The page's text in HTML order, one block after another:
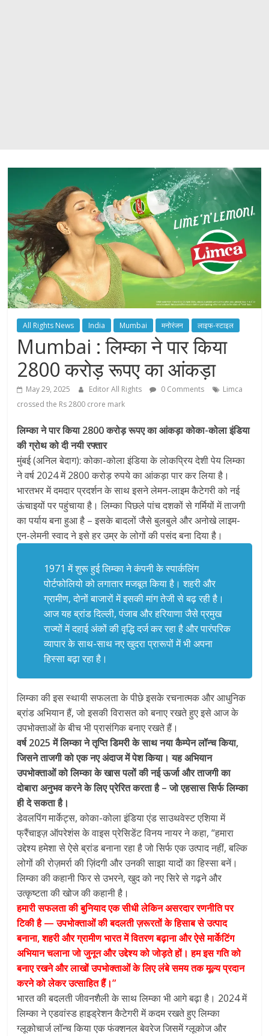
All Rights News India Mumbai मनोरंजन लाइफ-स्टाइल
Mumbai : लिम्‍का ने पार किया
2800 करोड़ रूपए का आंकड़ा
May 29, 2025 Editor All Rights 0 Comments
Limca
crossed the Rs 2800 crore mark
लिम्‍का ने पार किया 2800 करोड़ रूपए का आंकड़ा कोका-कोला इंडिया
की ग्रोथ को दी नयी रफ्तार
मुंबई (अनिल बेदाग): कोका-कोला इंडिया के लोकप्रिय देशी पेय लिम्‍का
ने वर्ष 2024 में 2800 करोड़ रुपये का आंकड़ा पार कर लिया है।
भारतभर में दमदार प्रदर्शन के साथ इसने लेमन-लाइम कैटेगरी को नई
ऊंचाइयों पर पहुंचाया है। लिम्‍का पिछले पांच दशकों से गर्मियों में ताजगी
का पर्याय बना हुआ है – इसके बादलों जैसे बुलबुले और अनोखे लाइम-
एन-लेमनी स्वाद ने इसे हर उम्र के लोगों की पसंद बना दिया है।
1971 में शुरू हुई लिम्‍का ने कंपनी के स्पार्कलिंग
पोर्टफोलियो को लगातार मजबूत किया है। शहरी और
ग्रामीण, दोनों बाजारों में इसकी मांग तेजी से बढ़ रही है।
आज यह ब्रांड दिल्ली, पंजाब और हरियाणा जैसे प्रमुख
राज्यों में दहाई अंकों की वृद्धि दर्ज कर रहा है और पारंपरिक
व्यापार के साथ-साथ नए खुदरा प्रारूपों में भी अपना
हिस्सा बढ़ा रहा है।
लिम्‍का की इस स्थायी सफलता के पीछे इसके रचनात्मक और आधुनिक
ब्रांड अभियान हैं, जो इसकी विरासत को बनाए रखते हुए इसे आज के
उपभोक्ताओं के बीच भी प्रासंगिक बनाए रखते हैं।
वर्ष 2025 में लिम्‍का ने तृप्ति डिमरी के साथ नया कैम्‍पेन लॉन्च किया,
जिसने ताजगी को एक नए अंदाज में पेश किया। यह अभियान
उपभोक्ताओं को लिम्‍का के खास पलों की नई ऊर्जा और ताजगी का
दोबारा अनुभव करने के लिए प्रेरित करता है – जो एहसास सिर्फ लिम्‍का
ही दे सकता है।
डेवलपिंग मार्केट्स, कोका-कोला इंडिया एंड साउथवेस्ट एशिया में
फ्रैंचाइज़ ऑपरेशंस के वाइस प्रेसिडेंट विनय नायर ने कहा, “हमारा
उद्देश्य हमेशा से ऐसे ब्रांड बनाना रहा है जो सिर्फ एक उत्पाद नहीं, बल्कि
लोगों की रोज़मर्रा की ज़िंदगी और उनकी साझा यादों का हिस्सा बनें।
लिम्का की कहानी फिर से उभरने, खुद को नए सिरे से गढ़ने और
उत्कृष्टता की खोज की कहानी है।
हमारी सफलता की बुनियाद एक सीधी लेकिन असरदार रणनीति पर
टिकी है — उपभोक्ताओं की बदलती ज़रूरतों के हिसाब से उत्पाद
बनाना, शहरी और ग्रामीण भारत में वितरण बढ़ाना और ऐसे मार्केटिंग
अभियान चलाना जो जुनून और उद्देश्य को जोड़ते हों। हम इस गति को
बनाए रखने और लाखों उपभोक्ताओं के लिए लंबे समय तक मूल्य प्रदान
करने को लेकर उत्साहित हैं।”
भारत की बदलती जीवनशैली के साथ लिम्का भी आगे बढ़ा है। 2024 में
लिम्का ने एडवांस्ड हाइड्रेशन कैटेगरी में कदम रखते हुए लिम्का
ग्लूकोचार्ज लॉन्च किया एक फंक्शनल बेवरेज जिसमें ग्लूकोज और